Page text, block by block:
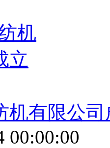
机有限公
00:00:00